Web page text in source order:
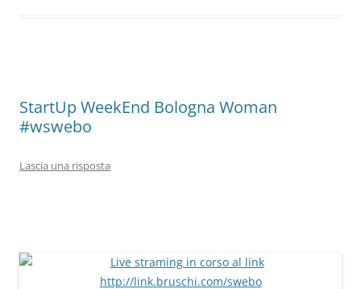
StartUp WeekEnd Bologna Woman
#wswebo
Lascia una risposta